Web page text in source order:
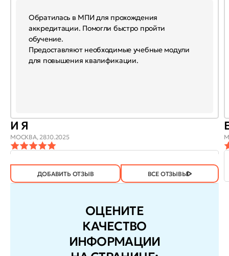
Обратилась в МПИ для прохождения
аккредитации. Помогли быстро пройти
обучение.
Предоставляют необходимые учебные модули
для повышения квалификации.
И Я
МОСКВА,28.10.2025
ОТЗЫВ БЫЛ
ПОЛЕЗЕН?
ДА(605) НЕТ(2)
ДОБАВИТЬ ОТЗЫВ ВСЕ ОТЗЫВЫ
ОЦЕНИТЕ
КАЧЕСТВО
ИНФОРМАЦИИ